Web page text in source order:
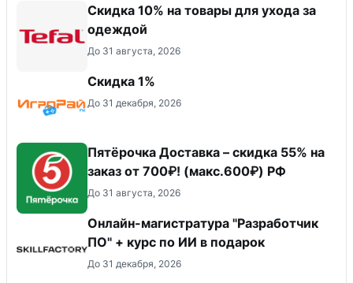
Скидка 10% на товары для ухода за
одеждой
До 31 августа, 2026
Скидка 1%
До 31 декабря, 2026
Пятёрочка Доставка – скидка 55% на
заказ от 700₽! (макс.600₽) РФ
До 31 августа, 2026
Онлайн-магистратура "Разработчик
ПО" + курс по ИИ в подарок
До 31 декабря, 2026